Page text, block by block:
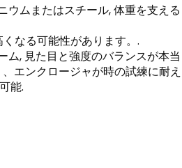
ウムまたはスチール, 体重を支える
なる可能性があります。.
ム, 見た目と強度のバランスが本当
エンクロージャが時の試練に耐え
能.